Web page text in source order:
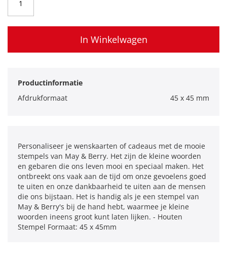
In Winkelwagen
Productinformatie
Afdrukformaat
45 x 45 mm
Personaliseer je wenskaarten of cadeaus met de mooie
stempels van May & Berry. Het zijn de kleine woorden
en gebaren die ons leven mooi en speciaal maken. Het
ontbreekt ons vaak aan de tijd om onze gevoelens goed
te uiten en onze dankbaarheid te uiten aan de mensen
die ons bijstaan. Het is handig als je een stempel van
May & Berry's bij de hand hebt, waarmee je kleine
woorden ineens groot kunt laten lijken. - Houten
Stempel Formaat: 45 x 45mm